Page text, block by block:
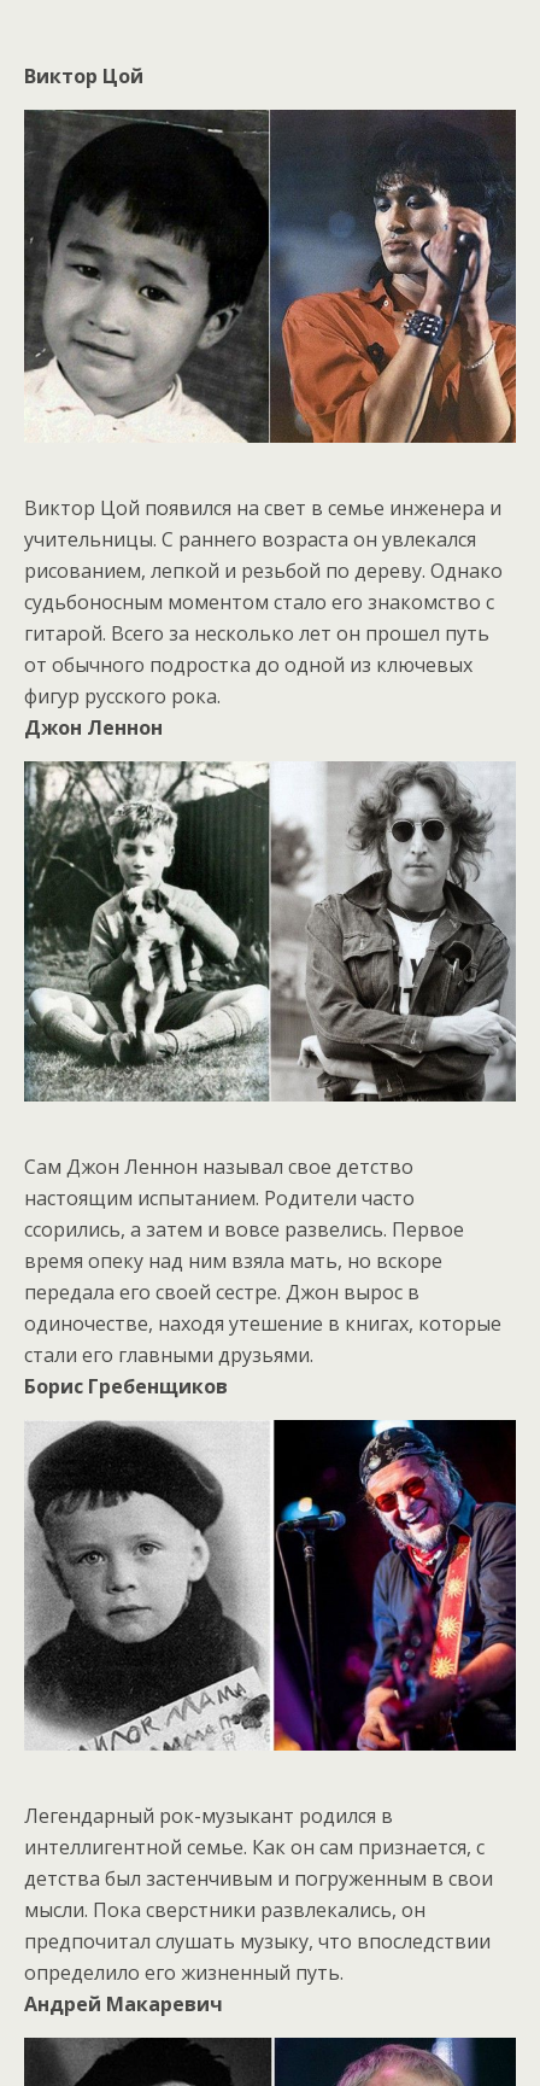
Виктор Цой
Виктор Цой появился на свет в семье инженера и
учительницы. С раннего возраста он увлекался
рисованием, лепкой и резьбой по дереву. Однако
судьбоносным моментом стало его знакомство с
гитарой. Всего за несколько лет он прошел путь
от обычного подростка до одной из ключевых
фигур русского рока.
Джон Леннон
Сам Джон Леннон называл свое детство
настоящим испытанием. Родители часто
ссорились, а затем и вовсе развелись. Первое
время опеку над ним взяла мать, но вскоре
передала его своей сестре. Джон вырос в
одиночестве, находя утешение в книгах, которые
стали его главными друзьями.
Борис Гребенщиков
Легендарный рок-музыкант родился в
интеллигентной семье. Как он сам признается, с
детства был застенчивым и погруженным в свои
мысли. Пока сверстники развлекались, он
предпочитал слушать музыку, что впоследствии
определило его жизненный путь.
Андрей Макаревич